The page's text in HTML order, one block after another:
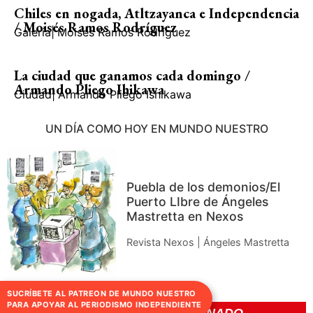
Chiles en nogada, Atltzayanca e Independencia
/ Moisés Ramos Rodríguez
Galería| Moisés Ramos Rodríguez
La ciudad que ganamos cada domingo /
Armando Pliego Ihikawa
Ciudad| Armando Pliego Ishikawa
UN DÍA COMO HOY EN MUNDO NUESTRO
Puebla de los demonios/El
Puerto LIbre de Ángeles
Mastretta en Nexos
Revista Nexos | Ángeles Mastretta
SUCRÍBETE AL PATREON DE MUNDO NUESTRO
PARA APOYAR AL PERIODISMO INDEPENDIENTE